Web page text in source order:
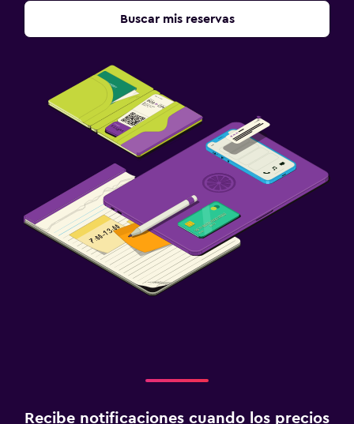
Buscar mis reservas
Recibe notificaciones cuando los precios